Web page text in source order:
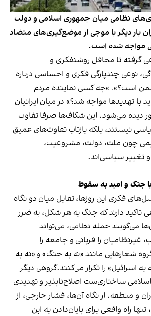
نظامی میان جمهوری اسلامی و دولت
بار دیگر با موجی از موضع‌گیری‌های متضاد
مواجه شده است.
گرفته تا محافل روشنفکری و
نوعی چندپارگی فکری و احساسی درباره
است؟»، »چه کسی نماینده مردم
با تهدیدها مواجه شد؟» در میان ایرانیان
دیده می‌شود. این شکاف‌ها صرفا تفاوت
نیستند، بلکه بازتاب تفاوت‌های عمیق
چون ملت، دولت، مشروعیت،
سیاسی‌اند.
جنگ و امید به سقوط
فکری این روزها، تقابل میان دو نگاه
دارند که جنگ به هر شکل، به ضرر
می‌گویند حمله نظامی، می‌تواند
غیرنظامیان را قربانی و جامعه را
شعارهایی مانند «نه به جنگ» و «نه به
اسرائیل» را تکرار می‌کنند.گروهی دیگر
ساختاری‌ست اصلاح‌ناپذیر و تهدیدی
و منطقه. از نگاه آن‌ها، فشار خارجی، از
راه واقعی برای پایان‌دادن به این